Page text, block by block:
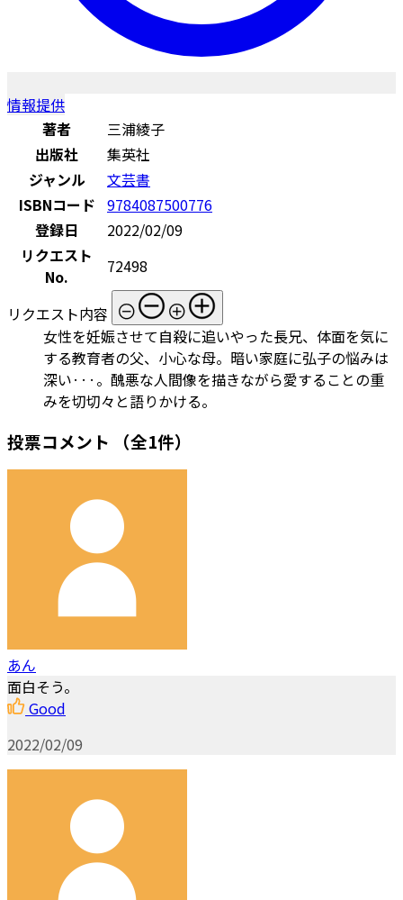
情報提供
著者
三浦綾子
出版社
集英社
ジャンル
文芸書
ISBNコード 9784087500776
登録日
2022/02/09
リクエスト
No.
72498
リクエスト内容
女性を妊娠させて自殺に追いやった長兄、体面を気に
する教育者の父、小心な母。暗い家庭に弘子の悩みは
深い···。醜悪な人間像を描きながら愛することの重
みを切切々と語りかける。
投票コメント （全1件）
あん
面白そう。
Good
2022/02/09